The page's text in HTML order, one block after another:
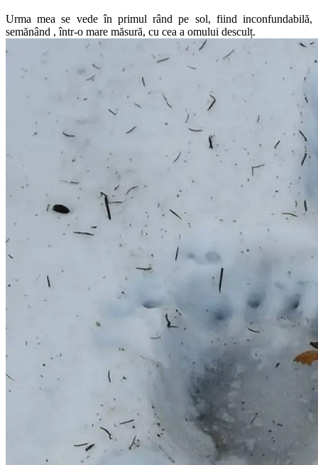
Urma mea se vede în primul rând pe sol, fiind inconfundabilă,
semănând , într-o mare măsură, cu cea a omului desculț.